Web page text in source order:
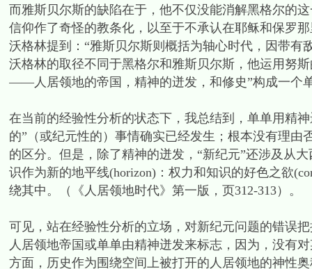
而雅斯贝尔斯的缺陷在于，他不仅没能消解黑格尔的
信仰作了奇怪的教条化，以至于不承认在耶稣和保罗
沃格林提到：“雅斯贝尔斯则概括为轴心时代，因带有
沃格林的取径不同于黑格尔和雅斯贝尔斯，他运用努
——人居领地的帝国，精神的迸发，和修史”构成一个
在当前的经验性分析的状态下，我总结到，单单用精
的”（或纪元性的）事情确实已经发生；根本没有理
的区分。但是，除了精神的迸发，“新纪元”还涉及从
识作为新的地平线(horizon)：权力和知识的好色之欲
绕其中。（《人居领地时代》第一版，页312-313）。
可见，站在经验性分析的立场，对新纪元问题的错误
人居领地帝国或单单由精神迸发来标志，因为，没有
方面，历史作为围绕空间上被打开的人居领地的神性